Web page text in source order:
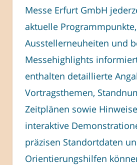
Messe Erfurt GmbH
aktuelle Programmpunkte,
Ausstellerneuheiten und
Messehighlights
enthalten detaillierte
Vortragsthemen,
Zeitplänen sowie
interaktive
präzisen Standortdaten
Orientierungshilfen